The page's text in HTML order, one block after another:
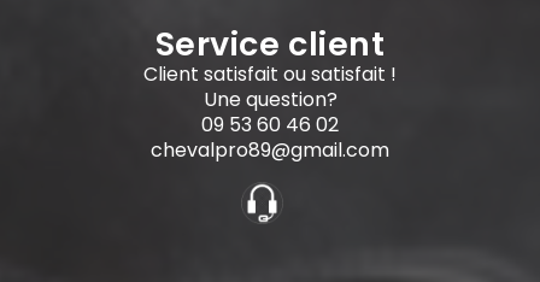
Service client
Client satisfait ou satisfait !
Une question?
09 53 60 46 02
chevalpro89@gmail.com